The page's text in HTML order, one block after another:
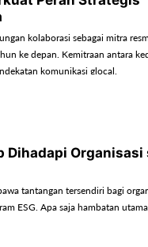
kolaborasi sebagai mitra
ke depan. Kemitraan antara
komunikasi glocal.
Dihadapi Organisasi
tantangan tersendiri bagi
ESG. Apa saja hambatan